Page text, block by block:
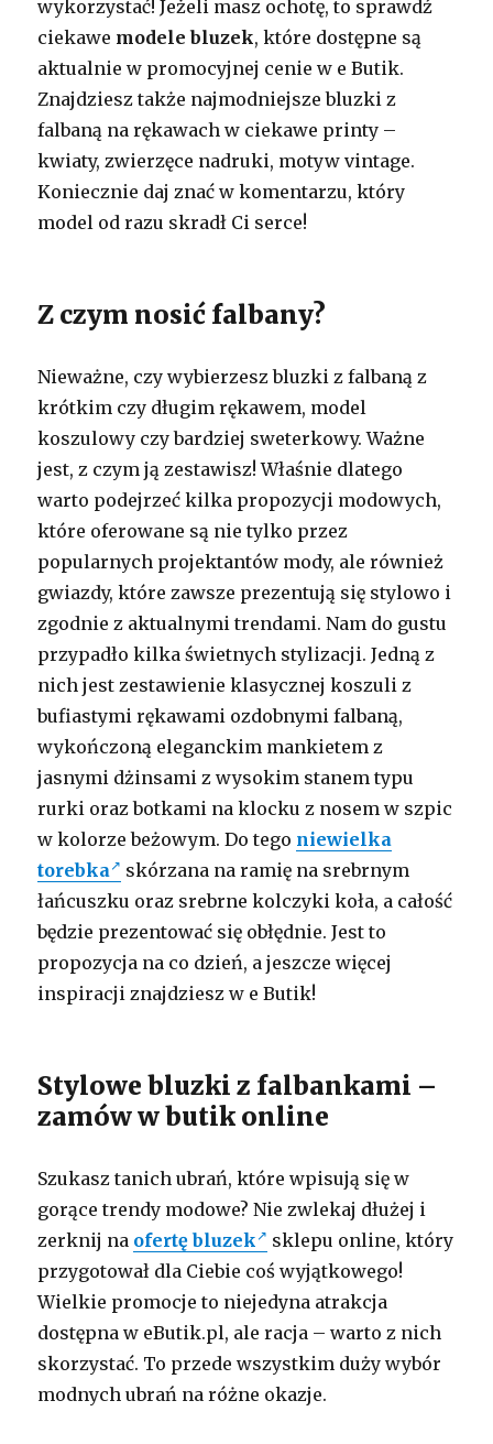
wykorzystać! Jeżeli masz ochotę, to sprawdź
ciekawe modele bluzek, które dostępne są
aktualnie w promocyjnej cenie w e Butik.
Znajdziesz także najmodniejsze bluzki z
falbaną na rękawach w ciekawe printy –
kwiaty, zwierzęce nadruki, motyw vintage.
Koniecznie daj znać w komentarzu, który
model od razu skradł Ci serce!
Z czym nosić falbany?
Nieważne, czy wybierzesz bluzki z falbaną z
krótkim czy długim rękawem, model
koszulowy czy bardziej sweterkowy. Ważne
jest, z czym ją zestawisz! Właśnie dlatego
warto podejrzeć kilka propozycji modowych,
które oferowane są nie tylko przez
popularnych projektantów mody, ale również
gwiazdy, które zawsze prezentują się stylowo i
zgodnie z aktualnymi trendami. Nam do gustu
przypadło kilka świetnych stylizacji. Jedną z
nich jest zestawienie klasycznej koszuli z
bufiastymi rękawami ozdobnymi falbaną,
wykończoną eleganckim mankietem z
jasnymi dżinsami z wysokim stanem typu
rurki oraz botkami na klocku z nosem w szpic
w kolorze beżowym. Do tego niewielka
torebka
skórzana na ramię na srebrnym
łańcuszku oraz srebrne kolczyki koła, a całość
będzie prezentować się obłędnie. Jest to
propozycja na co dzień, a jeszcze więcej
inspiracji znajdziesz w e Butik!
Stylowe bluzki z falbankami –
zamów w butik online
Szukasz tanich ubrań, które wpisują się w
gorące trendy modowe? Nie zwlekaj dłużej i
zerknij na ofertę bluzek
sklepu online, który
przygotował dla Ciebie coś wyjątkowego!
Wielkie promocje to niejedyna atrakcja
dostępna w eButik.pl, ale racja – warto z nich
skorzystać. To przede wszystkim duży wybór
modnych ubrań na różne okazje.